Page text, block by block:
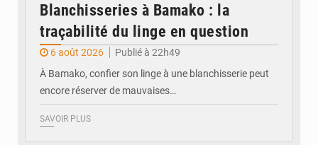
Blanchisseries à Bamako : la
traçabilité du linge en question
6 août 2026
Publié à 22h49
À Bamako, confier son linge à une blanchisserie peut
encore réserver de mauvaises…
SAVOIR PLUS